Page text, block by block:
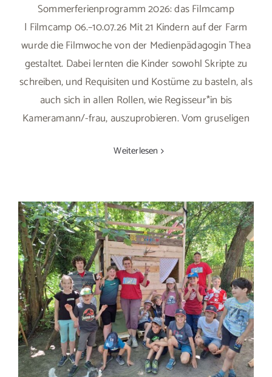
Sommerferienprogramm 2026: das Filmcamp
| Filmcamp 06.–10.07.26 Mit 21 Kindern auf der Farm
wurde die Filmwoche von der Medienpädagogin Thea
gestaltet. Dabei lernten die Kinder sowohl Skripte zu
schreiben, und Requisiten und Kostüme zu basteln, als
auch sich in allen Rollen, wie Regisseur*in bis
Kameramann/-frau, auszuprobieren. Vom gruseligen
Weiterlesen